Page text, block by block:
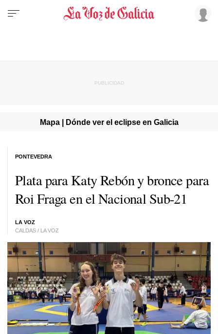
Mapa | Dónde ver el eclipse en Galicia
Plata para Katy Rebón y bronce para
Roi Fraga en el Nacional Sub-21
LA VOZ
CALDAS / LA VOZ
PONTEVEDRA